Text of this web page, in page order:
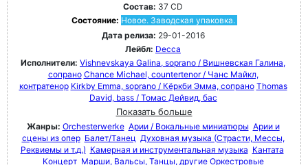
Состав: 37 CD
Состояние: Новое. Заводская упаковка.
Дата релиза: 29-01-2016
Лейбл: Decca
Исполнители: Vishnevskaya Galina, soprano / Вишневская Галина,
сопрано Chance Michael, countertenor / Чанс Майкл,
контратенор Kirkby Emma, soprano / Кёркби Эмма, сопрано Thomas
David, bass / Томас Дейвид, бас
Показать больше
Жанры: Orchesterwerke Арии / Вокальные миниатюры Арии и
сцены из опер Балет/Танец Духовная музыка (Страсти, Мессы,
Реквиемы и т.д.) Камерная и инструментальная музыка Кантата
Концерт Марши, Вальсы, Танцы, другие Оркестровые